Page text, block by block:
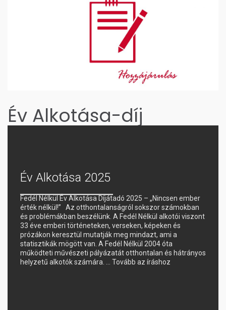
Év Alkotása-díj
Év Alkotása 2025
Fedél Nélkül Év Alkotása Díjátadó 2025 – „Nincsen ember
érték nélkül!” Az otthontalanságról sokszor számokban
és problémákban beszélünk. A Fedél Nélkül alkotói viszont
33 éve emberi történeteken, verseken, képeken és
prózákon keresztül mutatják meg mindazt, ami a
statisztikák mögött van. A Fedél Nélkül 2004 óta
működteti művészeti pályázatát otthontalan és hátrányos
helyzetű alkotók számára. … Tovább az íráshoz